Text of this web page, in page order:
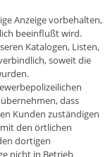
Anzeige vorbehalten,
beeinflußt wird.
Katalogen, Listen,
soweit die
dass
Kunden zuständigen
den örtlichen
dortigen
nicht in Betrieb